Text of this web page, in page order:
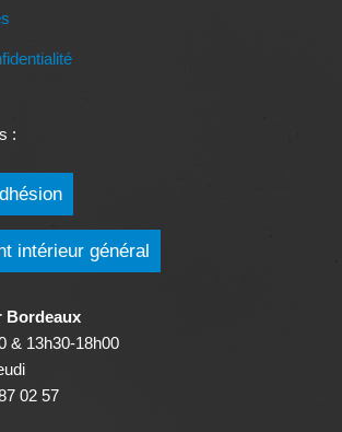
:
intérieur général
Bordeaux
& 13h30-18h00
02 57